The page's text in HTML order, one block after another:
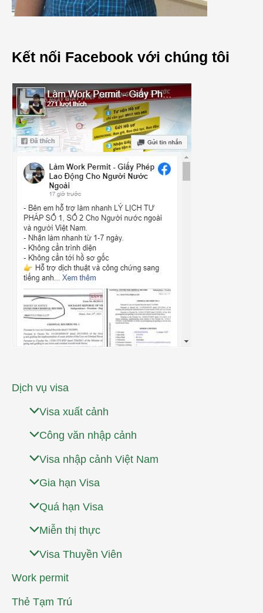
Kết nối Facebook với chúng tôi
Dịch vụ visa
Visa xuất cảnh
Công văn nhập cảnh
Visa nhập cảnh Việt Nam
Gia hạn Visa
Quá hạn Visa
Miễn thị thực
Visa Thuyền Viên
Work permit
Thẻ Tạm Trú